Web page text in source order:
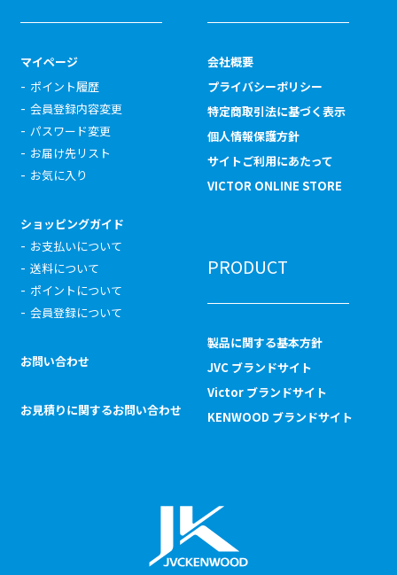
マイページ
ポイント履歴
会員登録内容変更
パスワード変更
お届け先リスト
お気に入り
ショッピングガイド
お支払いについて
送料について
ポイントについて
会員登録について
お問い合わせ
お見積りに関するお問い合わせ
会社概要
プライバシーポリシー
特定商取引法に基づく表示
個人情報保護方針
サイトご利用にあたって
VICTOR ONLINE STORE
PRODUCT
製品に関する基本方針
JVC ブランドサイト
Victor ブランドサイト
KENWOOD ブランドサイト